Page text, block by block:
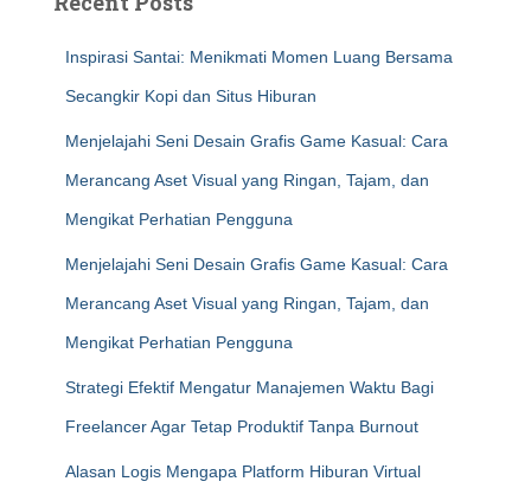
Inspirasi Santai: Menikmati Momen Luang Bersama
Secangkir Kopi dan Situs Hiburan
Menjelajahi Seni Desain Grafis Game Kasual: Cara
Merancang Aset Visual yang Ringan, Tajam, dan
Mengikat Perhatian Pengguna
Menjelajahi Seni Desain Grafis Game Kasual: Cara
Merancang Aset Visual yang Ringan, Tajam, dan
Mengikat Perhatian Pengguna
Strategi Efektif Mengatur Manajemen Waktu Bagi
Freelancer Agar Tetap Produktif Tanpa Burnout
Alasan Logis Mengapa Platform Hiburan Virtual